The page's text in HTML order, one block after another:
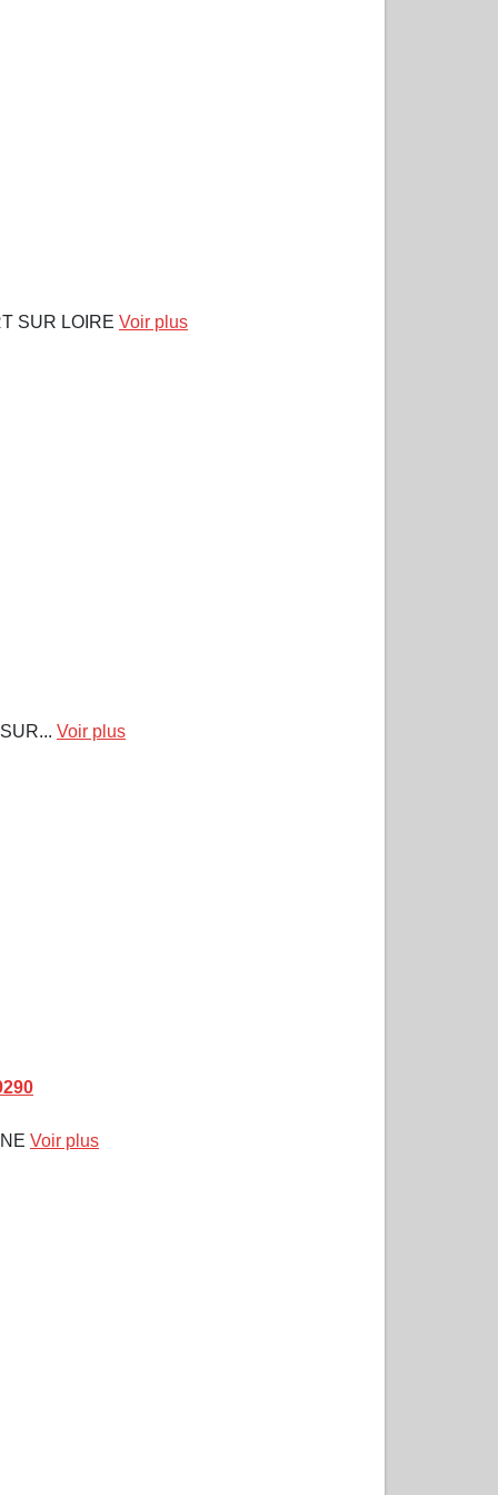
SUR LOIRE Voir plus
Voir plus
Voir plus